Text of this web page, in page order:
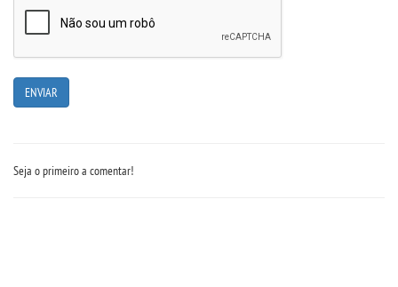
Seja o primeiro a comentar!